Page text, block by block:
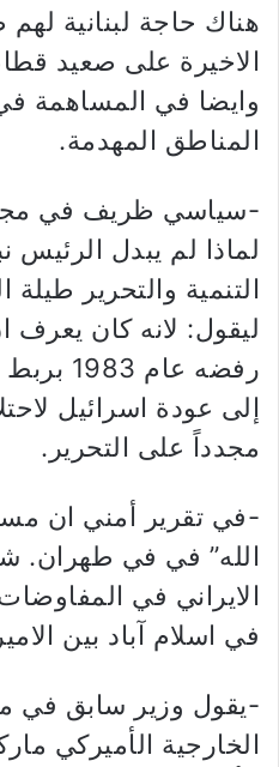
هناك حاجة لبنانية
الاخيرة على صعيد
وايضا في المساهمة
المناطق المهدمة.
-سياسي ظريف في
لماذا لم يبدل الرئيس
التنمية والتحرير طيلة
ليقول: لانه كان يعرف
رفضه
إلى عودة اسرائيل
مجدداً على التحرير.
-في تقرير أمني ان
الله” في في طهران.
الايراني في
في اسلام آباد بين
-يقول وزير سابق في
الخارجية الأميركي